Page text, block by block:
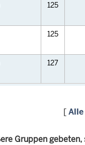
125
125
127
[
Gruppen gebeten,